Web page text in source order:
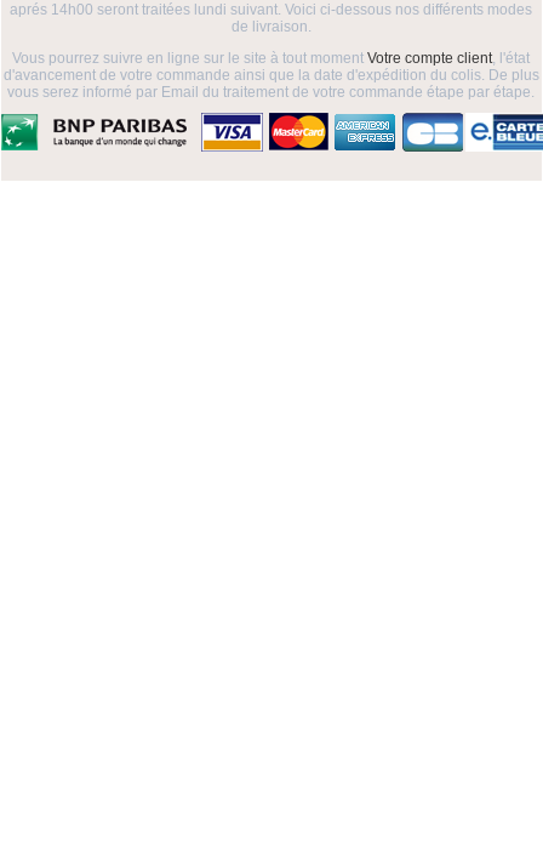
aprés 14h00 seront traitées lundi suivant. Voici ci-dessous nos différents modes
de livraison.
Vous pourrez suivre en ligne sur le site à tout momentVotre compte client , l'état
d'avancement de votre commande ainsi que la date d'expédition du colis. De plus
vous serez informé par Email du traitement de votre commande étape par étape.